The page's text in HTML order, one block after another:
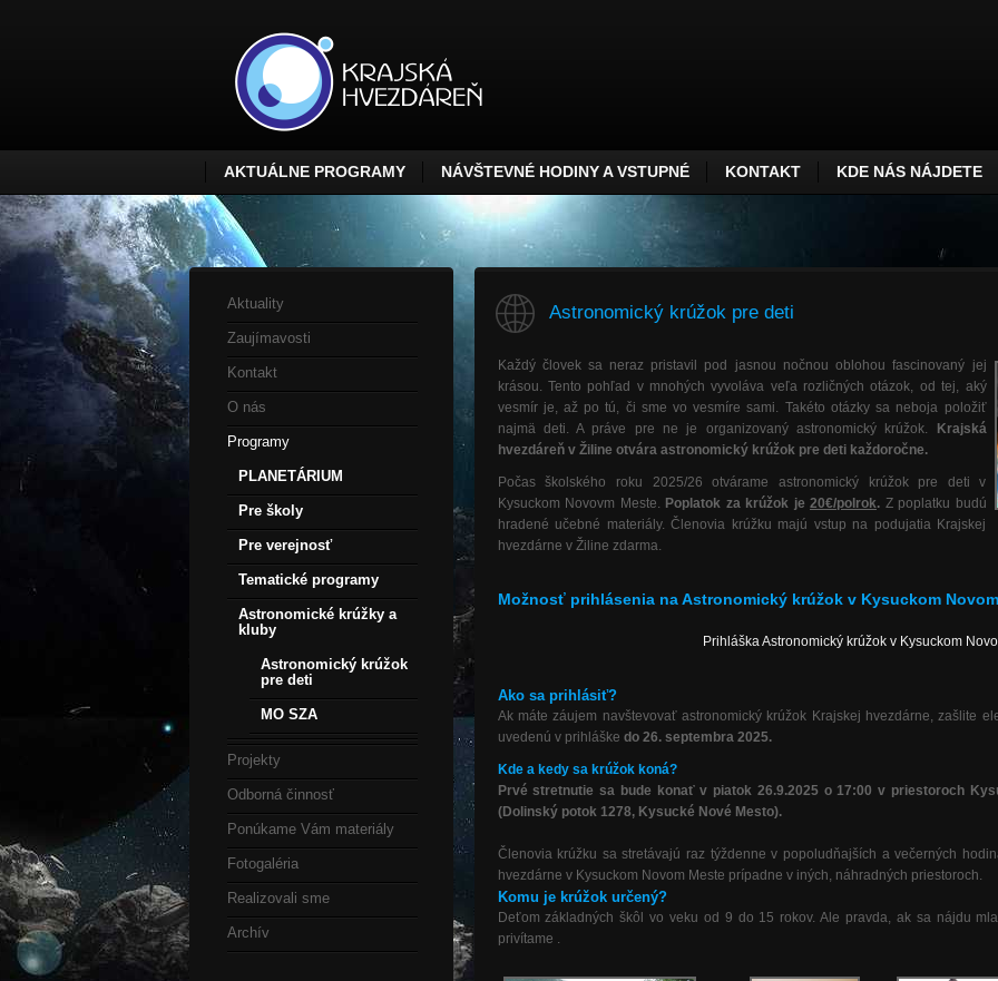
AKTUÁLNE PROGRAMY NÁVŠTEVNÉ HODINY A VSTUPNÉ KONTAKT KDE NÁS NÁJDETE
Aktuality
Zaujímavosti
Kontakt
O nás
Programy
PLANETÁRIUM
Pre školy
Pre verejnosť
Tematické programy
Astronomické krúžky a
kluby
Astronomický krúžok
pre deti
MO SZA
Projekty
Odborná činnosť
Ponúkame Vám materiály
Fotogaléria
Realizovali sme
Archív
Astronomický krúžok pre deti
Každý človek sa neraz pristavil pod jasnou nočnou oblohou fascinovaný jej
krásou. Tento pohľad v mnohých vyvoláva veľa rozličných otázok, od tej, aký
vesmír je, až po tú, či sme vo vesmíre sami. Takéto otázky sa neboja položiť
najmä deti. A práve pre ne je organizovaný astronomický krúžok.
Krajská
hvezdáreň v Žiline otvára astronomický krúžok pre deti každoročne.
Počas školského roku 2025/26 otvárame astronomický krúžok pre deti v
Kysuckom Novovm Meste. Poplatok za krúžok je 20€/polrok. Z poplatku budú
hradené učebné materiály. Členovia krúžku majú vstup na podujatia Krajskej
hvezdárne v Žiline zdarma.
Možnosť prihlásenia na Astronomický krúžok v Kysuckom
Prihláška Astronomický krúžok v Kysuckom
Ako sa prihlásiť?
Ak máte záujem navštevovať astronomický krúžok Krajskej hvezdárne, zašlite
uvedenú v prihláške do 26. septembra 2025.
Kde a kedy sa krúžok koná?
Prvé stretnutie sa bude konať v piatok 26.9.2025 o 17:00 v priestoroch
(Dolinský potok 1278, Kysucké Nové Mesto).
Členovia krúžku sa stretávajú raz týždenne v popoludňajších a večerných
hvezdárne v Kysuckom Novom Meste prípadne v iných, náhradných priestoroch.
Komu je krúžok určený?
Deťom základných škôl vo veku od 9 do 15 rokov. Ale pravda, ak sa nájdu
privítame .